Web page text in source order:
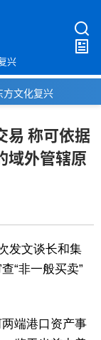
兴
方文化复兴
易 称可依据
域外管辖原
发文谈长和集
“非一般买卖”
端港口资产事